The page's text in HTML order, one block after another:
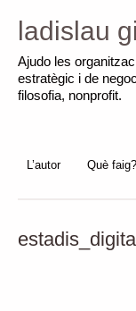
ladislau
Ajudo les
estratègic i de
filosofia, nonprofit.
L’autor Què faig?